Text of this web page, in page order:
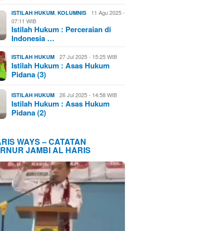
ISTILAH HUKUM ,KOLUMNIS
11 Agu 2025 -
07:11 WIB
Istilah Hukum : Perceraian di
Indonesia …
ISTILAH HUKUM 27 Jul 2025 - 15:25 WIB
Istilah Hukum : Asas Hukum
Pidana (3)
ISTILAH HUKUM 26 Jul 2025 - 14:58 WIB
Istilah Hukum : Asas Hukum
Pidana (2)
WAYS – CATATAN
JAMBI AL HARIS